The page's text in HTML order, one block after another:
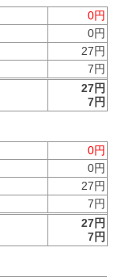
0円
0円
27円
7円
27円
7円
0円
0円
27円
7円
27円
7円